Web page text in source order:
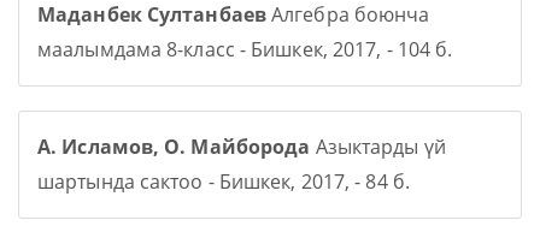
Маданбек СултанбаевАлгебра боюнча
маалымдама 8-класс - Бишкек, 2017, - 104 б.
А. Исламов, О. Майборода Азыктарды үй
шартында сактоо - Бишкек, 2017, - 84 б.